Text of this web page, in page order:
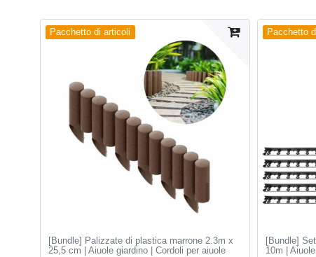
Pacchetto di articoli
[Bundle] Palizzate di plastica marrone 2.3m x
25,5 cm | Aiuole giardino | Cordoli per aiuole
Pacchetto
[Bundle]
10m |